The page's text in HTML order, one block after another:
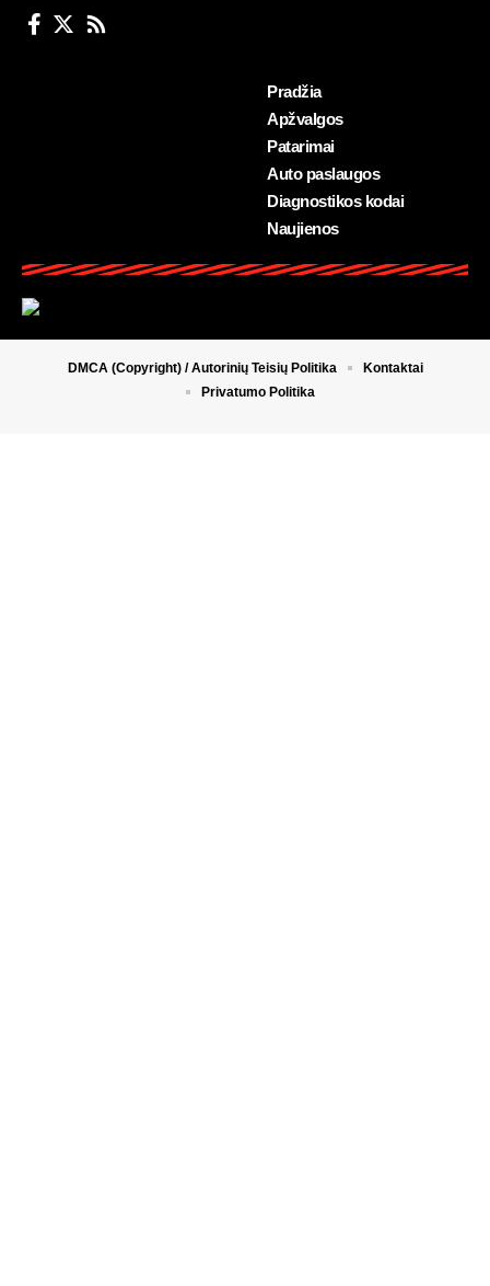
Pradžia
Apžvalgos
Patarimai
Auto paslaugos
Diagnostikos kodai
Naujienos
DMCA (Copyright) / Autorinių Teisių Politika
Kontaktai
Privatumo Politika